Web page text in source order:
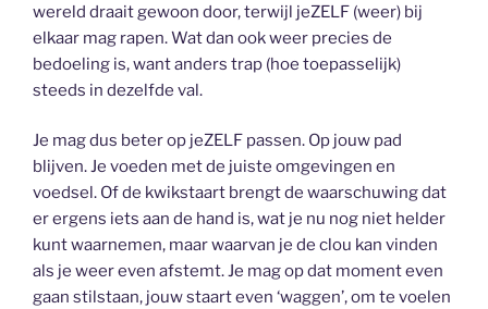
wereld draait gewoon door, terwijl jeZELF (weer) bij
elkaar mag rapen. Wat dan ook weer precies de
bedoeling is, want anders trap (hoe toepasselijk)
steeds in dezelfde val.
Je mag dus beter op jeZELF passen. Op jouw pad
blijven. Je voeden met de juiste omgevingen en
voedsel. Of de kwikstaart brengt de waarschuwing dat
er ergens iets aan de hand is, wat je nu nog niet helder
kunt waarnemen, maar waarvan je de clou kan vinden
als je weer even afstemt. Je mag op dat moment even
gaan stilstaan, jouw staart even ‘waggen’, om te voelen